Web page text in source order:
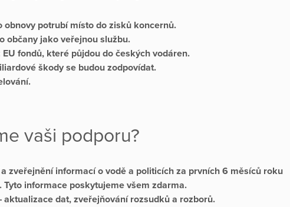
obnovy potrubí místo do zisků koncernů.
občany jako veřejnou službu.
fondů, které půjdou do českých vodáren.
škody se budou zodpovídat.
vaši podporu?
zveřejnění informací o vodě a politicích za prvních 6 měsíců roku
Tyto informace poskytujeme všem zdarma.
aktualizace dat, zveřejňování rozsudků a rozborů.